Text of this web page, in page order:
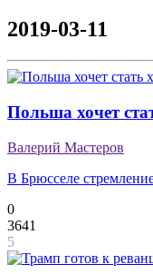
2019-03-11
Польша хочет
Валерий Мастеров
В Брюсселе
0
3641
5